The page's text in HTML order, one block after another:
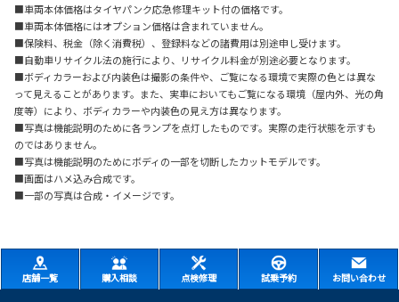
■車両本体価格はタイヤパンク応急修理キット付の価格です。
■車両本体価格にはオプション価格は含まれていません。
■保険料、税金（除く消費税）、登録料などの諸費用は別途申し受けます。
■自動車リサイクル法の施行により、リサイクル料金が別途必要となります。
■ボディカラーおよび内装色は撮影の条件や、ご覧になる環境で実際の色とは異な
って見えることがあります。また、実車においてもご覧になる環境（屋内外、光の角
度等）により、ボディカラーや内装色の見え方は異なります。
■写真は機能説明のために各ランプを点灯したものです。実際の走行状態を示すも
のではありません。
■写真は機能説明のためにボディの一部を切断したカットモデルです。
■画面はハメ込み合成です。
■一部の写真は合成・イメージです。
店舗一覧 購入相談 点検修理 試乗予約 お問い合わせ